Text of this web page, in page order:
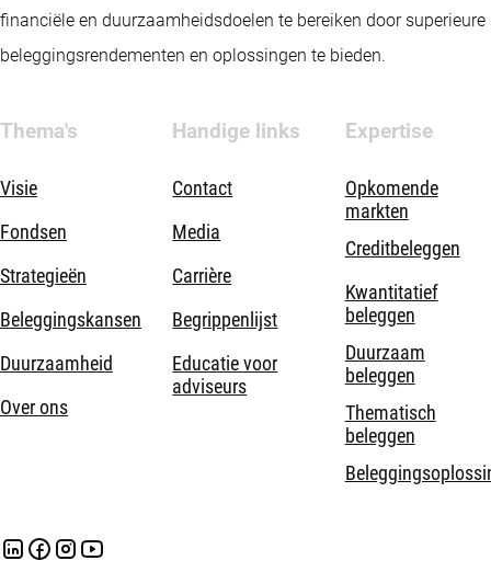
financiële en duurzaamheidsdoelen te bereiken door superieure
beleggingsrendementen en oplossingen te bieden.
Thema's
Visie
Fondsen
Strategieën
Beleggingskansen
Duurzaamheid
Over ons
Handige links
Contact
Media
Carrière
Begrippenlijst
Educatie voor
adviseurs
Expertise
Opkomende
markten
Creditbeleggen
Kwantitatief
beleggen
Duurzaam
beleggen
Thematisch
beleggen